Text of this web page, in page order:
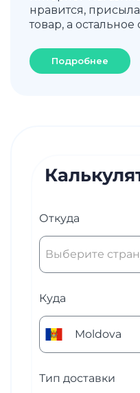
нравится,
товар, а
Подробнее